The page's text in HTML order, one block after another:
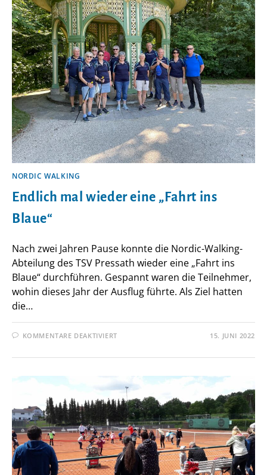
NORDIC WALKING
Endlich mal wieder eine „Fahrt ins
Blaue“
Nach zwei Jahren Pause konnte die Nordic-Walking-
Abteilung des TSV Pressath wieder eine „Fahrt ins
Blaue“ durchführen. Gespannt waren die Teilnehmer,
wohin dieses Jahr der Ausflug führte. Als Ziel hatten
die…
KOMMENTARE DEAKTIVIERTFÜR
WIEDER
„FAHRT
INS
BLAUE“
15. JUNI 2022